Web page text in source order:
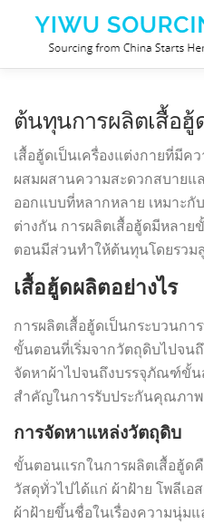
Skip to content
ต้นทุนการผลิตเสื้อฮู้
เสื้อฮู้ดเป็นเครื่องแต่งกายที่มี
ผสมผสานความสะดวกสบายแ
ออกแบบที่หลากหลาย เหมาะ
ต่างกัน การผลิตเสื้อฮู้ดมีหลา
ตอนมีส่วนทำให้ต้นทุนโดยรวม
เสื้อฮู้ดผลิตอย่างไร
การผลิตเสื้อฮู้ดเป็นกระบวนก
ขั้นตอนที่เริ่มจากวัตถุดิบไปจนถึ
จัดหาผ้าไปจนถึงบรรจุภัณฑ์ขั้
สำคัญในการรับประกันคุณภา
การจัดหาแหล่งวัตถุดิบ
ขั้นตอนแรกในการผลิตเสื้อฮู้ดคื
วัสดุทั่วไปได้แก่ ผ้าฝ้าย โพลีเอ
ผ้าฝ้ายขึ้นชื่อในเรื่องความนุ่ม